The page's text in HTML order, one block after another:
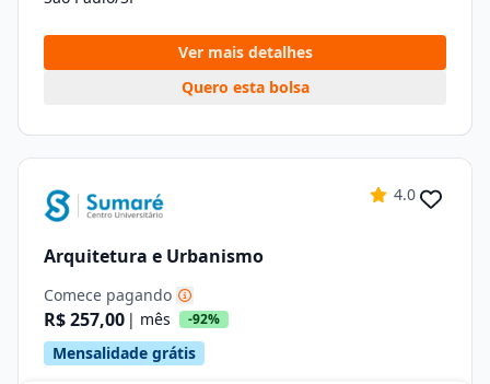
Ver mais detalhes
Quero esta bolsa
4.0
Arquitetura e Urbanismo
Comece pagando
R$ 257,00 | mês -92%
Mensalidade grátis